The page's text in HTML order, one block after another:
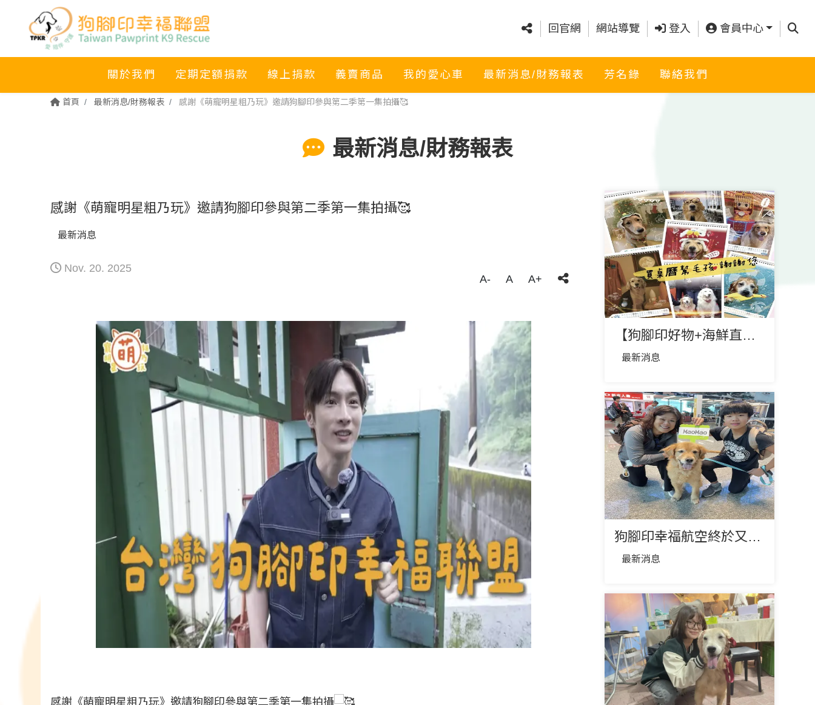
回官網 網站導覽 登入 會員中心 查詢
關於我們 定期定額捐款 線上捐款 義賣商品 我的愛心車 最新消息/財務報表 芳名錄 聯絡我們
首頁 最新消息/財務報表 感謝《萌寵明星粗乃玩》邀請狗腳印參與第二季第一集拍攝🥰
最新消息/財務報表
感謝《萌寵明星粗乃玩》邀請狗腳印參與第二季第一集拍攝🥰
最新消息
Nov. 20. 2025
A-
A A+
感謝《萌寵明星粗乃玩》邀請狗腳印參與第二季第一集拍攝
【狗腳印好物+海鮮直播義賣】
最新消息
狗腳印幸福航空終於又要飛了✈️
最新消息